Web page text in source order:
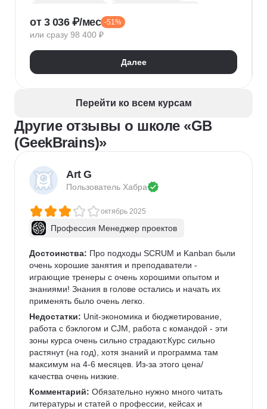
Нейронные сети
Управление рисками
Kanban
Scrum
Управление проектами
Тайм-менеджмент
Управление удаленной командой
от 3 036 ₽/мес -51%
или сразу 98 400 ₽
Далее
Перейти ко всем курсам
Другие отзывы о школе «GB
(GeekBrains)»
Art G
Пользователь Хабра
октябрь 2025
Профессия Менеджер проектов
Достоинства: Про подходы SCRUM и Kanban были
очень хорошие занятия и преподаватели -
играющие тренеры с очень хорошими опытом и
знаниями! Знания в голове остались и начать их
применять было очень легко.
Недостатки: Unit-экономика и бюджетирование,
работа с бэклогом и CJM, работа с командой - эти
зоны курса очень сильно страдают.Курс сильно
растянут (на год), хотя знаний и программа там
максимум на 4-6 месяцев. Из-за этого цена/
качества очень низкие.
Комментарий: Обязательно нужно много читать
литературы и статей о профессии, кейсах и